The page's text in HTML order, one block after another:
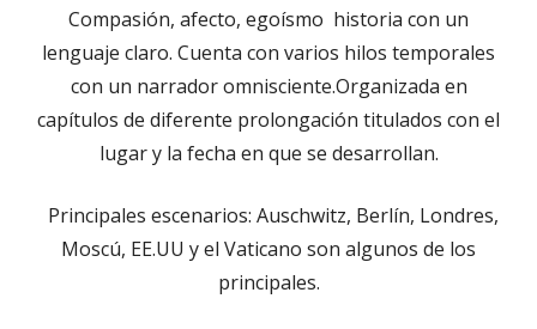
Compasión, afecto, egoísmo historia con un
lenguaje claro. Cuenta con varios hilos temporales
con un narrador omnisciente.Organizada en
capítulos de diferente prolongación titulados con el
lugar y la fecha en que se desarrollan.
Principales escenarios: Auschwitz, Berlín, Londres,
Moscú, EE.UU y el Vaticano son algunos de los
principales.